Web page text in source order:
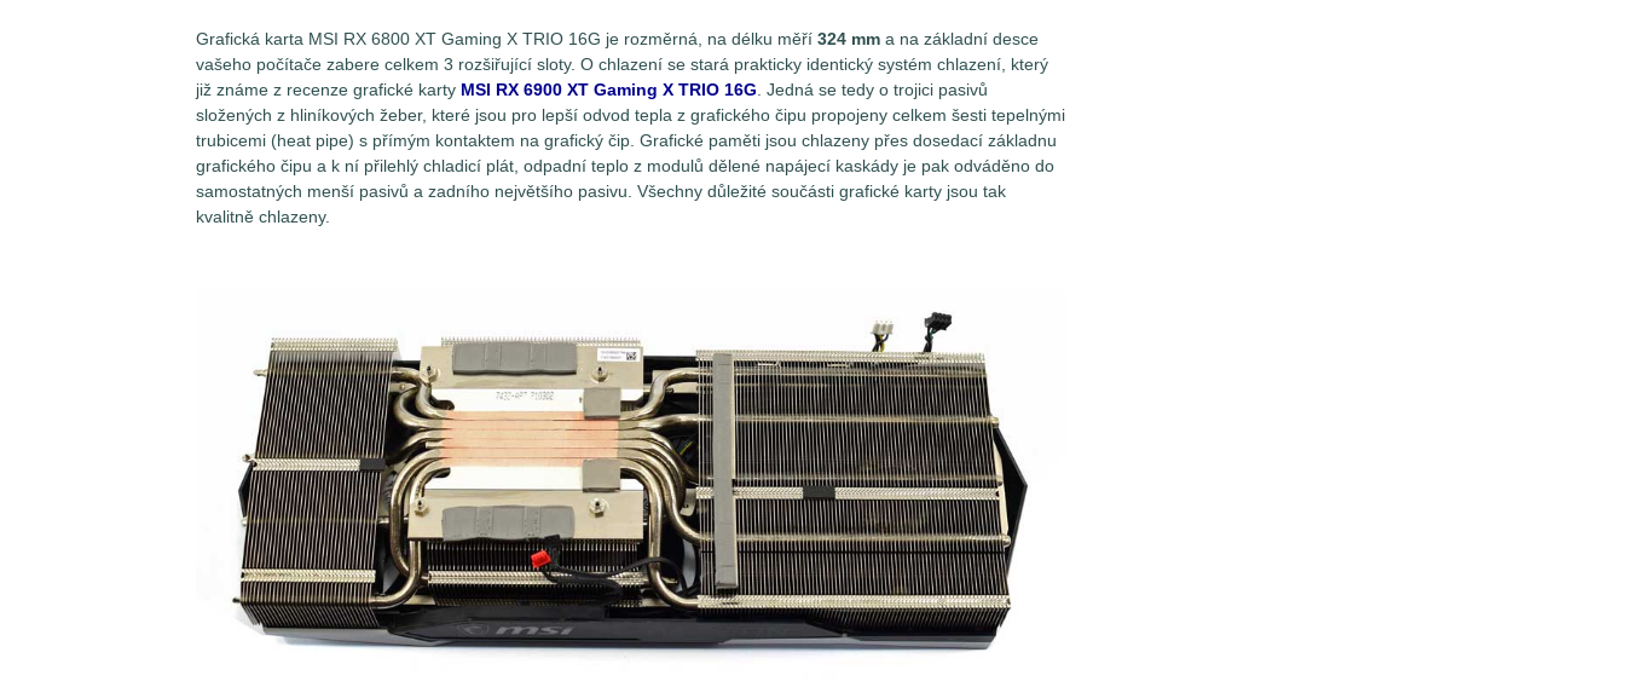
Grafická karta MSI RX 6800 XT Gaming X TRIO 16G je rozměrná, na délku měří 324 mm a na základní desce
vašeho počítače zabere celkem 3 rozšiřující sloty. O chlazení se stará prakticky identický systém chlazení, který
již známe z recenze grafické karty MSI RX 6900 XT Gaming X TRIO 16G . Jedná se tedy o trojici pasivů
složených z hliníkových žeber, které jsou pro lepší odvod tepla z grafického čipu propojeny celkem šesti tepelnými
trubicemi (heat pipe) s přímým kontaktem na grafický čip. Grafické paměti jsou chlazeny přes dosedací základnu
grafického čipu a k ní přilehlý chladicí plát, odpadní teplo z modulů dělené napájecí kaskády je pak odváděno do
samostatných menší pasivů a zadního největšího pasivu. Všechny důležité součásti grafické karty jsou tak
kvalitně chlazeny.